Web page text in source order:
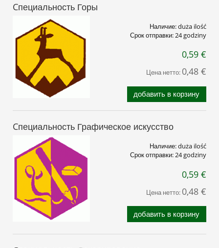
Cпециальность Горы
Наличие:duża ilość
Срок отправки:24 godziny
0,59 €
Цена нетто: 0,48 €
добавить в корзину
Cпециальность Графическое искусство
Наличие:duża ilość
Срок отправки:24 godziny
0,59 €
Цена нетто: 0,48 €
добавить в корзину